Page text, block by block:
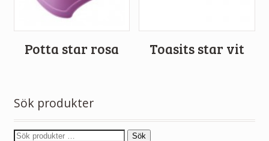
Potta star rosa Toasits star vit
Sök produkter
Sök